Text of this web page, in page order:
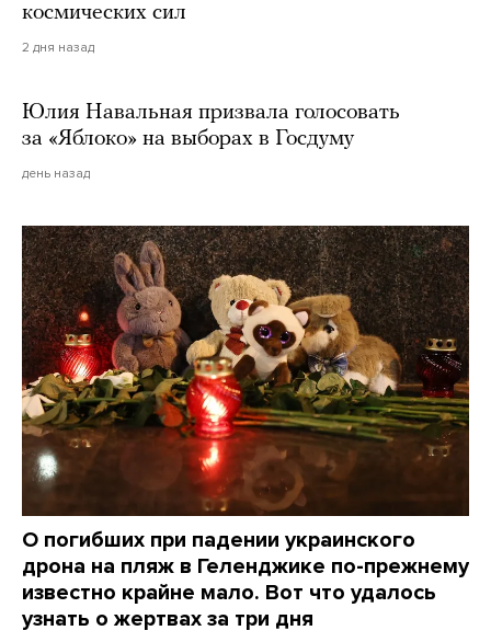
космических сил
2 дня назад
Юлия Навальная призвала голосовать
за «Яблоко» на выборах в Госдуму
день назад
О погибших при падении украинского
дрона на пляж в Геленджике по-прежнему
известно крайне мало. Вот что удалось
узнать о жертвах за три дня